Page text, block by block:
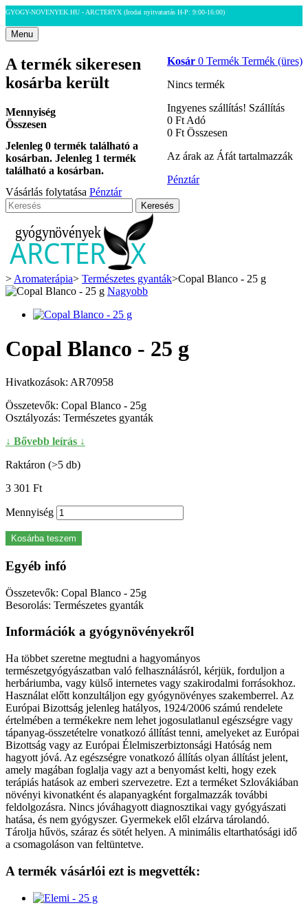
GYOGY-NOVENYEK.HU - ARCTERYX (Irodai nyitvatartás H-P: 9:00-16:00)
Menu
Kosár 0 Termék Termék (üres)
Nincs termék
Ingyenes szállítás! Szállítás
0 Ft‎ Adó
0 Ft‎ Összesen
Az árak az Áfát tartalmazzák
Pénztár
A termék sikeresen
kosárba került
Mennyiség
Összesen
Jelenleg 0 termék található a
kosárban. Jelenleg 1 termék
található a kosárban.
Vásárlás folytatása Pénztár
Keresés
> Aromaterápia> Természetes gyanták>Copal Blanco - 25 g
Nagyobb
Copal Blanco - 25 g
Hivatkozások: AR70958
Összetevők: Copal Blanco - 25g
Osztályozás: Természetes gyanták
↓ Bővebb leírás ↓
Raktáron (>5 db)
3 301 Ft‎
Mennyiség
Kosárba teszem
Egyéb infó
Összetevők: Copal Blanco - 25g
Besorolás: Természetes gyanták
Információk a gyógynövényekről
Ha többet szeretne megtudni a hagyományos
természetgyógyászatban való felhasználásról, kérjük, forduljon a
herbáriumba, vagy külső internetes vagy szakirodalmi forrásokhoz.
Használat előtt konzultáljon egy gyógynövényes szakemberrel. Az
Európai Bizottság jelenleg hatályos, 1924/2006 számú rendelete
értelmében a termékekre nem lehet jogosulatlanul egészségre vagy
tápanyag-összetételre vonatkozó állítást tenni, amelyeket az Európai
Bizottság vagy az Európai Élelmiszerbiztonsági Hatóság nem
hagyott jóvá. Az egészségre vonatkozó állítás olyan állítást jelent,
amely magában foglalja vagy azt a benyomást kelti, hogy ezek
terápiás hatások az emberi szervezetre. Ezt a terméket Szlovákiában
növényi kivonatként és alapanyagként forgalmazzák további
feldolgozásra. Nincs jóváhagyott diagnosztikai vagy gyógyászati
hatása, és nem gyógyszer. Gyermekek elől elzárva tárolandó.
Tárolja hűvös, száraz és sötét helyen. A minimális eltarthatósági idő
a csomagoláson van feltüntetve.
A termék vásárlói ezt is megvették: